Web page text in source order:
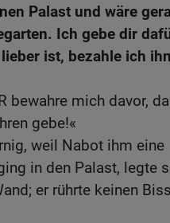
Palast und wäre
Ich gebe dir
ist, bezahle ich
bewahre mich davor,
gebe!«
weil Nabot ihm eine
in den Palast, legte
er rührte keinen